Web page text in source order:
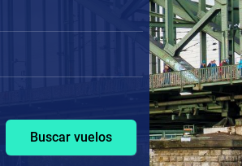
Buscar vuelos